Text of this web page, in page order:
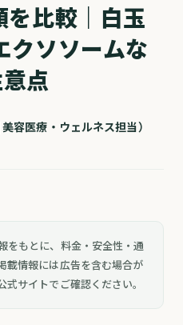
比較｜白玉
クソソームな
点
容医療・ウェルネス担当）
をもとに、料金・安全性・通
載情報には広告を含む場合が
サイトでご確認ください。